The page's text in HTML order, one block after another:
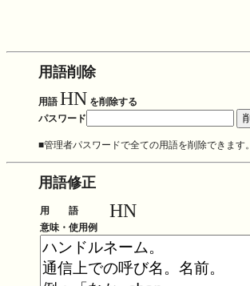
用語削除
用語 HN を削除する
パスワード
■管理者パスワードで全ての用語を削除できます。
用語修正
用 語 HN
意味・使用例